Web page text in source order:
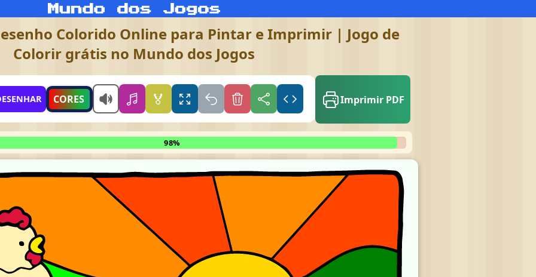
Colorido Online para Pintar e Imprimir | Jogo de
Colorir grátis no Mundo dos Jogos
CORES 🏅 Imprimir PDF
98%